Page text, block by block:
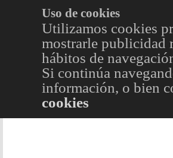
Uso de cookies
Utilizamos cookies
mostrarle publicidad
hábitos de
Si continúa
información, o bien
cookies